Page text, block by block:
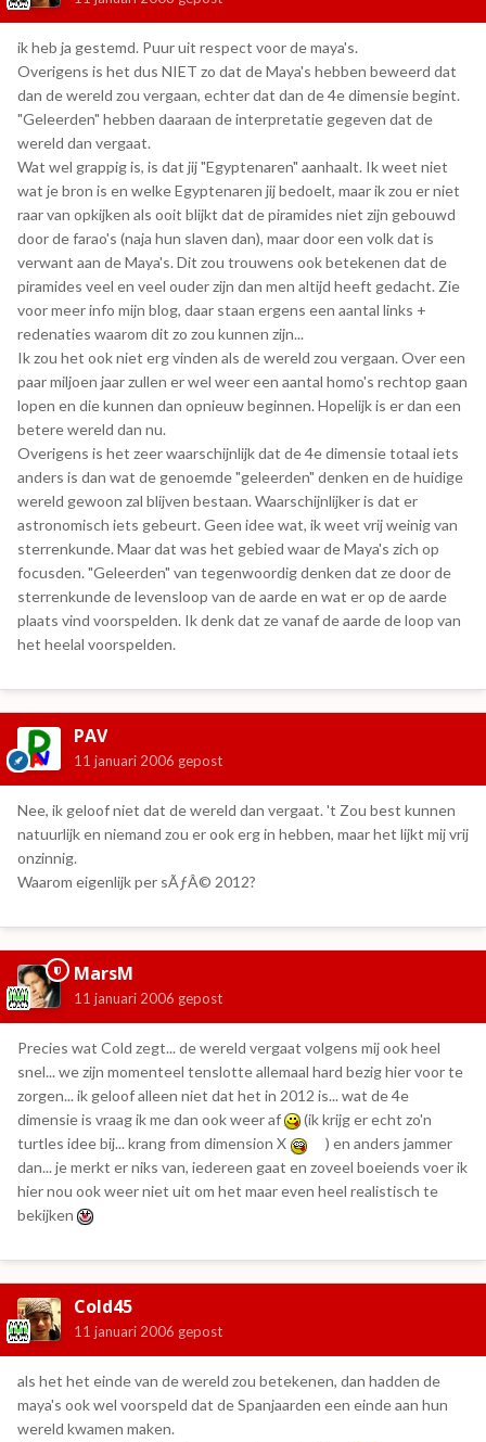
ik heb ja gestemd. Puur uit respect voor de maya's.
Overigens is het dus NIET zo dat de Maya's hebben beweerd dat
dan de wereld zou vergaan, echter dat dan de 4e dimensie begint.
"Geleerden" hebben daaraan de interpretatie gegeven dat de
wereld dan vergaat.
Wat wel grappig is, is dat jij "Egyptenaren" aanhaalt. Ik weet niet
wat je bron is en welke Egyptenaren jij bedoelt, maar ik zou er niet
raar van opkijken als ooit blijkt dat de piramides niet zijn gebouwd
door de farao's (naja hun slaven dan), maar door een volk dat is
verwant aan de Maya's. Dit zou trouwens ook betekenen dat de
piramides veel en veel ouder zijn dan men altijd heeft gedacht. Zie
voor meer info mijn blog, daar staan ergens een aantal links +
redenaties waarom dit zo zou kunnen zijn...
Ik zou het ook niet erg vinden als de wereld zou vergaan. Over een
paar miljoen jaar zullen er wel weer een aantal homo's rechtop gaan
lopen en die kunnen dan opnieuw beginnen. Hopelijk is er dan een
betere wereld dan nu.
Overigens is het zeer waarschijnlijk dat de 4e dimensie totaal iets
anders is dan wat de genoemde "geleerden" denken en de huidige
wereld gewoon zal blijven bestaan. Waarschijnlijker is dat er
astronomisch iets gebeurt. Geen idee wat, ik weet vrij weinig van
sterrenkunde. Maar dat was het gebied waar de Maya's zich op
focusden. "Geleerden" van tegenwoordig denken dat ze door de
sterrenkunde de levensloop van de aarde en wat er op de aarde
plaats vind voorspelden. Ik denk dat ze vanaf de aarde de loop van
het heelal voorspelden.
PAV
11 januari 2006 gepost
Nee, ik geloof niet dat de wereld dan vergaat. 't Zou best kunnen
natuurlijk en niemand zou er ook erg in hebben, maar het lijkt mij vrij
onzinnig.
Waarom eigenlijk per sÃƒÂ© 2012?
MarsM
11 januari 2006 gepost
Precies wat Cold zegt... de wereld vergaat volgens mij ook heel
snel... we zijn momenteel tenslotte allemaal hard bezig hier voor te
zorgen... ik geloof alleen niet dat het in 2012 is... wat de 4e
dimensie is vraag ik me dan ook weer af
(ik krijg er echt zo'n
turtles idee bij... krang from dimension X
) en anders jammer
dan... je merkt er niks van, iedereen gaat en zoveel boeiends voer ik
hier nou ook weer niet uit om het maar even heel realistisch te
bekijken
Cold45
11 januari 2006 gepost
als het het einde van de wereld zou betekenen, dan hadden de
maya's ook wel voorspeld dat de Spanjaarden een einde aan hun
wereld kwamen maken.